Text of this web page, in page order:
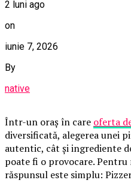
2 luni ago
on
iunie 7, 2026
By
native
Într-un oraș în care oferta
diversificată, alegerea unei
autentic, cât și ingrediente
poate fi o provocare.
răspunsul este simplu: